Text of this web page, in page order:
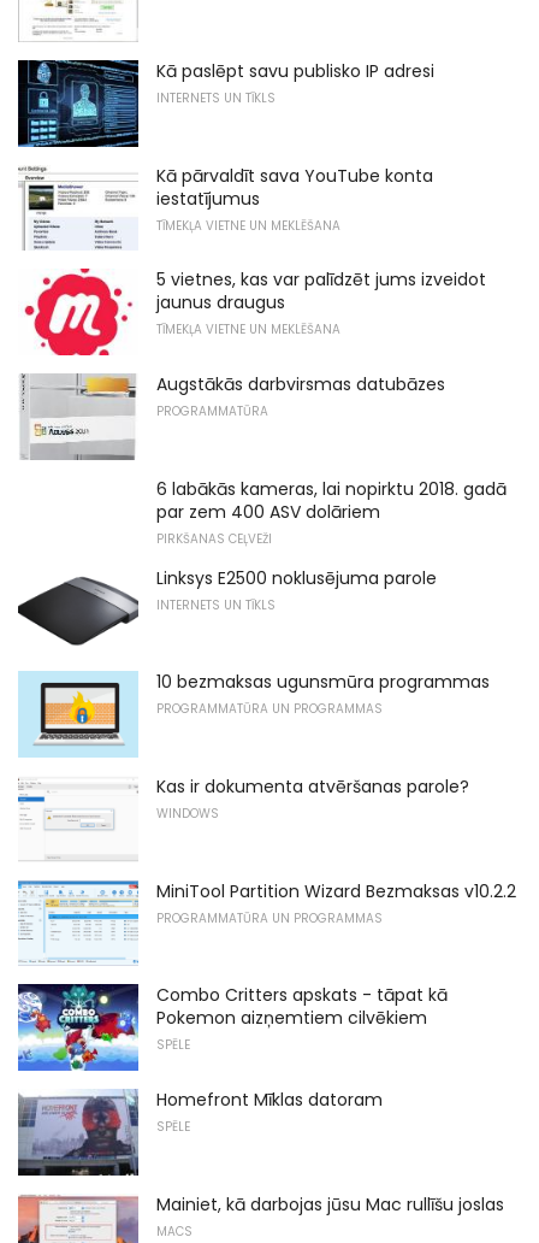
Kā paslēpt savu publisko IP adresi
INTERNETS UN TĪKLS
Kā pārvaldīt sava YouTube konta
iestatījumus
TĪMEKĻA VIETNE UN MEKLĒŠANA
5 vietnes, kas var palīdzēt jums izveidot
jaunus draugus
TĪMEKĻA VIETNE UN MEKLĒŠANA
Augstākās darbvirsmas datubāzes
PROGRAMMATŪRA
6 labākās kameras, lai nopirktu 2018. gadā
par zem 400 ASV dolāriem
PIRKŠANAS CEĻVEŽI
Linksys E2500 noklusējuma parole
INTERNETS UN TĪKLS
10 bezmaksas ugunsmūra programmas
PROGRAMMATŪRA UN PROGRAMMAS
Kas ir dokumenta atvēršanas parole?
WINDOWS
MiniTool Partition Wizard Bezmaksas v10.2.2
PROGRAMMATŪRA UN PROGRAMMAS
Combo Critters apskats - tāpat kā
Pokemon aizņemtiem cilvēkiem
SPĒLE
Homefront Mīklas datoram
SPĒLE
Mainiet, kā darbojas jūsu Mac rullīšu joslas
MACS